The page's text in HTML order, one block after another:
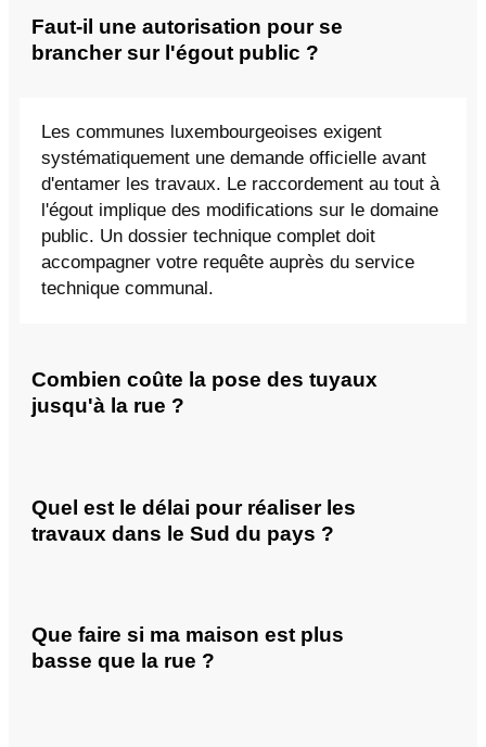
Faut-il une autorisation pour se
brancher sur l'égout public ?
Les communes luxembourgeoises exigent
systématiquement une demande officielle avant
d'entamer les travaux. Le raccordement au tout à
l'égout implique des modifications sur le domaine
public. Un dossier technique complet doit
accompagner votre requête auprès du service
technique communal.
Combien coûte la pose des tuyaux
jusqu'à la rue ?
Quel est le délai pour réaliser les
travaux dans le Sud du pays ?
Que faire si ma maison est plus
basse que la rue ?